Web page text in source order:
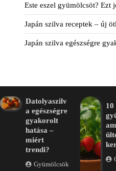
Este eszel gyümölcsöt? Ezt
Japán szilva receptek – új
Japán szilva egészségre
Datolyaszilv
a egészségre
gyakorolt
hatása –
miért
trendi?
Gyümölcsök
10